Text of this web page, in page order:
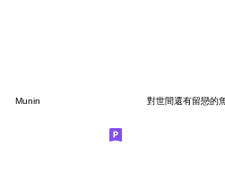
Munin